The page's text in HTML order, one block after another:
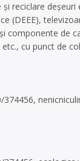
reciclare deșeuri
(DEEE),
componente de
cu punct de
374456,